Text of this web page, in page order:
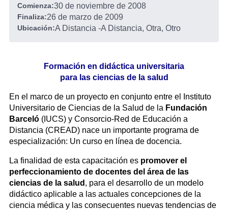
Comienza:30 de noviembre de 2008
Finaliza:26 de marzo de 2009
Ubicación:A Distancia -A Distancia, Otra, Otro
Formación en didáctica universitaria
para las ciencias de la salud
En el marco de un proyecto en conjunto entre el Instituto
Universitario de Ciencias de la Salud de la Fundación
Barceló (IUCS) y Consorcio-Red de Educación a
Distancia (CREAD) nace un importante programa de
especialización: Un curso en línea de docencia.
La finalidad de esta capacitación es promover el
perfeccionamiento de docentes del área de las
ciencias de la salud , para el desarrollo de un modelo
didáctico aplicable a las actuales concepciones de la
ciencia médica y las consecuentes nuevas tendencias de